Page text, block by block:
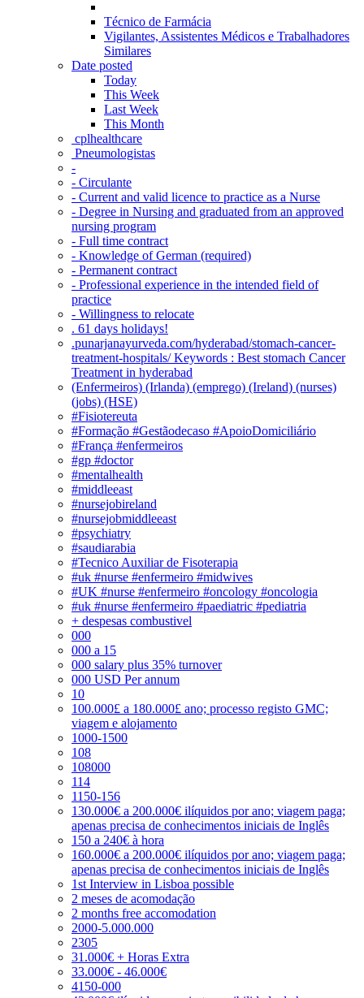
Técnico de Farmácia
Vigilantes, Assistentes Médicos e Trabalhadores
Similares
Date posted
Today
This Week
Last Week
This Month
‎ cplhealthcare‬
Pneumologistas
-
- Circulante
- Current and valid licence to practice as a Nurse
- Degree in Nursing and graduated from an approved
nursing program
- Full time contract
- Knowledge of German (required)
- Permanent contract
- Professional experience in the intended field of
practice
- Willingness to relocate
. 61 days holidays!
.punarjanayurveda.com/hyderabad/stomach-cancer-
treatment-hospitals/ Keywords : Best stomach Cancer
Treatment in hyderabad
(Enfermeiros) (Irlanda) (emprego) (Ireland) (nurses)
(jobs) (HSE)
#Fisiotereuta
#Formação #Gestãodecaso #ApoioDomiciliário
#França #enfermeiros
#gp #doctor
#mentalhealth
#middleeast
#nursejobireland
#nursejobmiddleeast
#psychiatry
#saudiarabia
#Tecnico Auxiliar de Fisoterapia
#uk #nurse #enfermeiro #midwives
#UK #nurse #enfermeiro #oncology #oncologia
#uk #nurse #enfermeiro #paediatric #pediatria
+ despesas combustivel
000
000 a 15
000 salary plus 35% turnover
000 USD Per annum
10
100.000£ a 180.000£ ano; processo registo GMC;
viagem e alojamento
1000-1500
108
108000
114
1150-156
130.000€ a 200.000€ ilíquidos por ano; viagem paga;
apenas precisa de conhecimentos iniciais de Inglês
150 a 240€ à hora
160.000€ a 200.000€ ilíquidos por ano; viagem paga;
apenas precisa de conhecimentos iniciais de Inglês
1st Interview in Lisboa possible
2 meses de acomodação
2 months free accomodation
2000-5.000.000
2305
31.000€ + Horas Extra
33.000€ - 46.000€
4150-000